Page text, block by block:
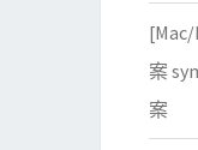
案
案